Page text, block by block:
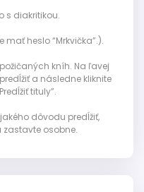
s diakritikou.
mať heslo “Mrkvička”.).
kníh. Na ľavej
a následne kliknite
tituly”.
dôvodu predĺžiť,
osobne.